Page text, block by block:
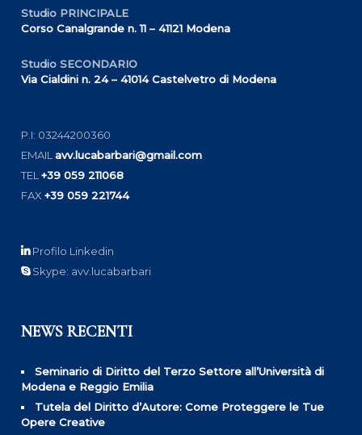
Studio PRINCIPALE
Corso Canalgrande n. 11 – 41121 Modena
Studio SECONDARIO
Via Cialdini n. 24 – 41014 Castelvetro di Modena
P.I: 03244200360
EMAILavv.lucabarbari@gmail.com
TEL+39 059 211068
FAX+39 059 221744
Profilo Linkedin
Skype: avv.lucabarbari
NEWS RECENTI
Seminario di Diritto del Terzo Settore all’Università di
Modena e Reggio Emilia
Tutela del Diritto d’Autore: Come Proteggere le Tue
Opere Creative